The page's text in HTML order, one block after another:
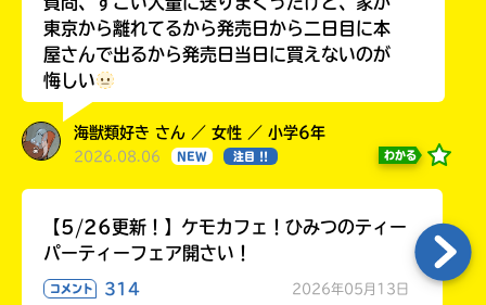
東京から離れてるから発売日から二日目に本
屋さんで出るから発売日当日に買えないのが
悔しい
海獣類好き さん ／ 女性 ／ 小学6年
2026.08.06 NEW 注目 !! わかる
【5/26更新！】ケモカフェ！ひみつのティー
パーティーフェア開さい！
コメント 314 2026年05月13日